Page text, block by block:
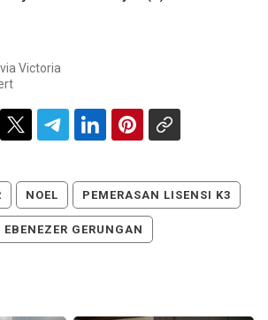
Victoria
NOEL PEMERASAN LISENSI K3
GERUNGAN